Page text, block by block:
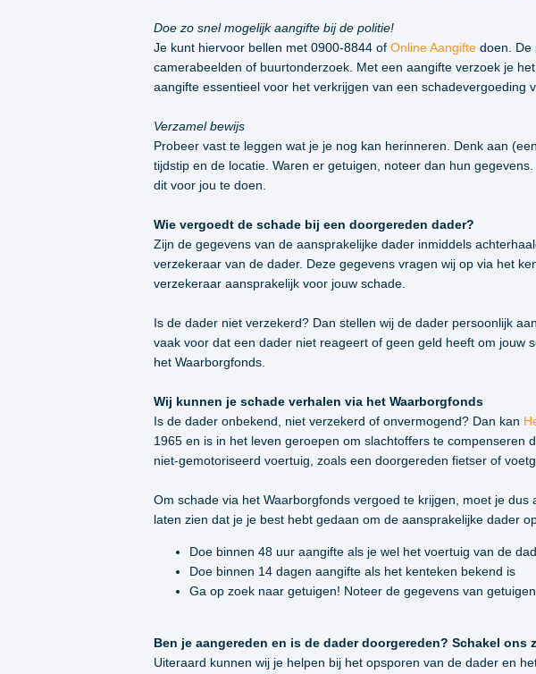
Doe zo snel mogelijk aangifte bij de politie!
Je kunt hiervoor bellen met 0900-8844 of Online Aangifte doen. De
camerabeelden of buurtonderzoek. Met een aangifte verzoek je
aangifte essentieel voor het verkrijgen van een schadevergoeding
Verzamel bewijs
Probeer vast te leggen wat je je nog kan herinneren. Denk aan
tijdstip en de locatie. Waren er getuigen, noteer dan hun
dit voor jou te doen.
Wie vergoedt de schade bij een doorgereden dader?
Zijn de gegevens van de aansprakelijke dader inmiddels
verzekeraar van de dader. Deze gegevens vragen wij op via het
verzekeraar aansprakelijk voor jouw schade.
Is de dader niet verzekerd? Dan stellen wij de dader persoonlijk
vaak voor dat een dader niet reageert of geen geld heeft om jouw
het Waarborgfonds.
Wij kunnen je schade verhalen via het Waarborgfonds
Is de dader onbekend, niet verzekerd of onvermogend? Dan kan
1965 en is in het leven geroepen om slachtoffers te
niet-gemotoriseerd voertuig, zoals een doorgereden fietser of
Om schade via het Waarborgfonds vergoed te krijgen, moet je
laten zien dat je je best hebt gedaan om de aansprakelijke dader
Doe binnen 48 uur aangifte als je wel het voertuig van de
Doe binnen 14 dagen aangifte als het kenteken bekend is
Ga op zoek naar getuigen! Noteer de gegevens van
Ben je aangereden en is de dader doorgereden? Schakel
Uiteraard kunnen wij je helpen bij het opsporen van de dader en